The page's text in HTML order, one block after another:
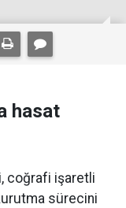
hasat
coğrafi işaretli
sürecini